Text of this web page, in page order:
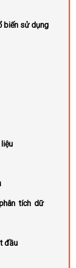
biến sử dụng
tích dữ
đầu